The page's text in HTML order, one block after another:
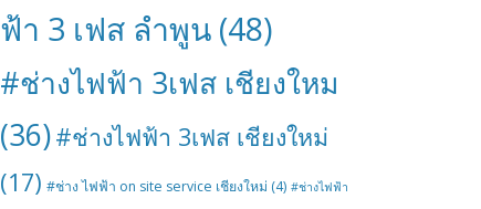
ฟ้า 3 เฟส ลำพูน (48)
#ช่างไฟฟ้า 3เฟส เชียงใหม
(36)#ช่างไฟฟ้า 3เฟส เชียงใหม่
(17) #ช่าง ไฟฟ้า on site service เชียงใหม่ (4) #ช่างไฟฟ้า